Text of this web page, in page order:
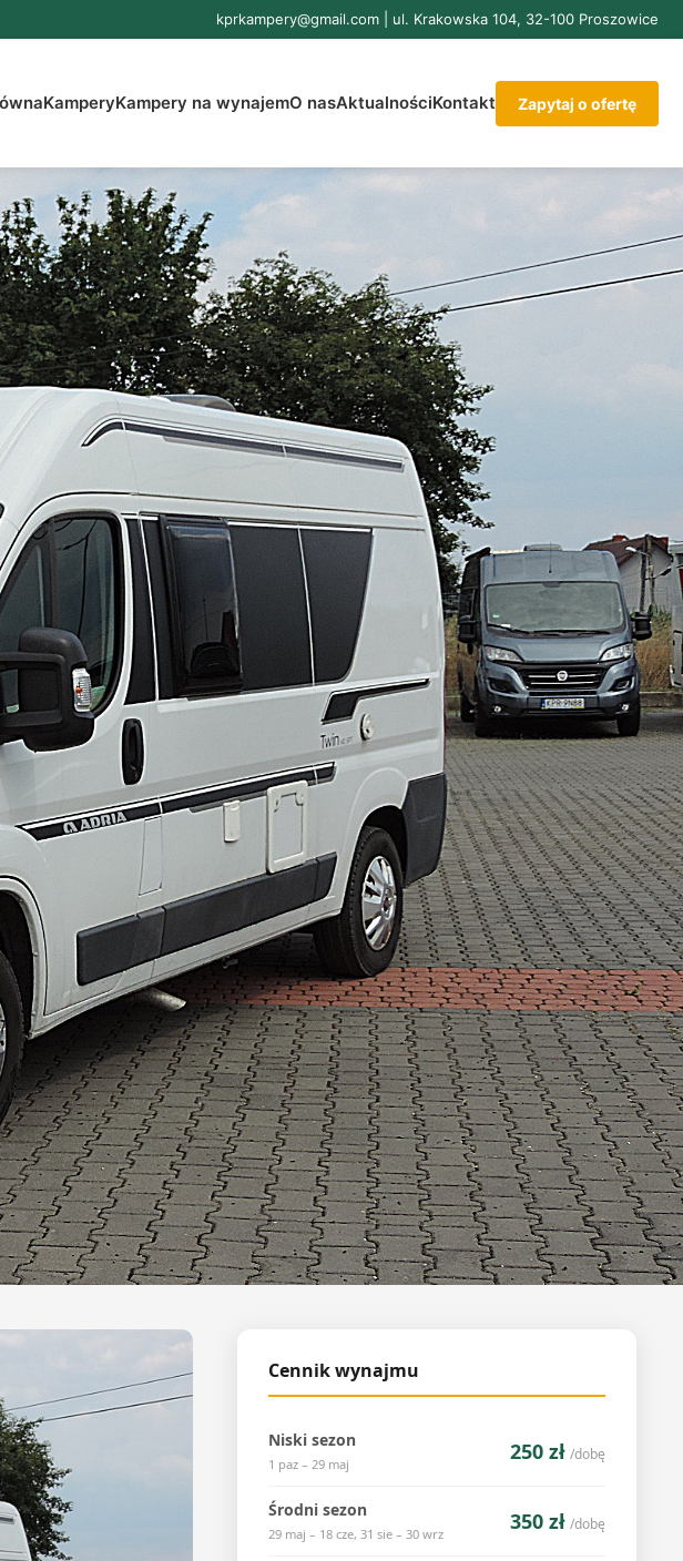
kprkampery@gmail.com | ul. Krakowska 104, 32-100 Proszowice
KamperyKampery na wynajemO nasAktualnościKontakt Zapytaj o ofertę
Cennik wynajmu
Niski sezon
1 paz – 29 maj 250 zł /dobę
Środni sezon
29 maj – 18 cze, 31 sie – 30 wrz 350 zł /dobę